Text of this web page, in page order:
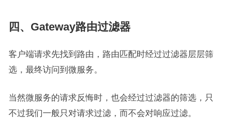
四、Gateway路由过滤器
客户端请求先找到路由，路由匹配时经过过滤器层层筛
选，最终访问到微服务。
当然微服务的请求反悔时，也会经过过滤器的筛选，只
不过我们一般只对请求过滤，而不会对响应过滤。